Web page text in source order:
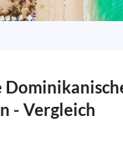
- Vergleich